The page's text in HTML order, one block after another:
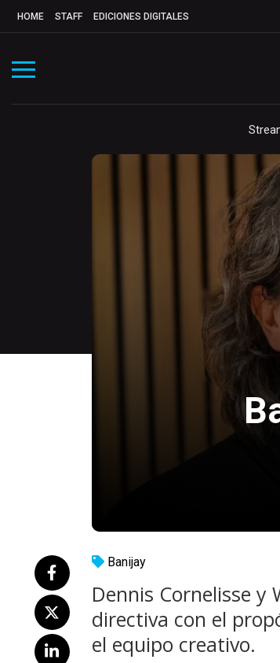
HOME STAFF EDICIONES DIGITALES
Banijay
Dennis Cornelisse y
directiva con el
el equipo creativo.